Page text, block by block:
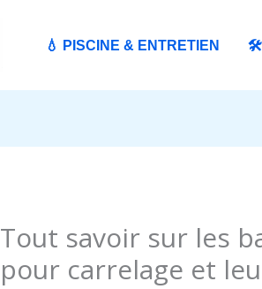
💧 PISCINE & ENTRETIEN 🛠️
Tout savoir sur les
pour carrelage et